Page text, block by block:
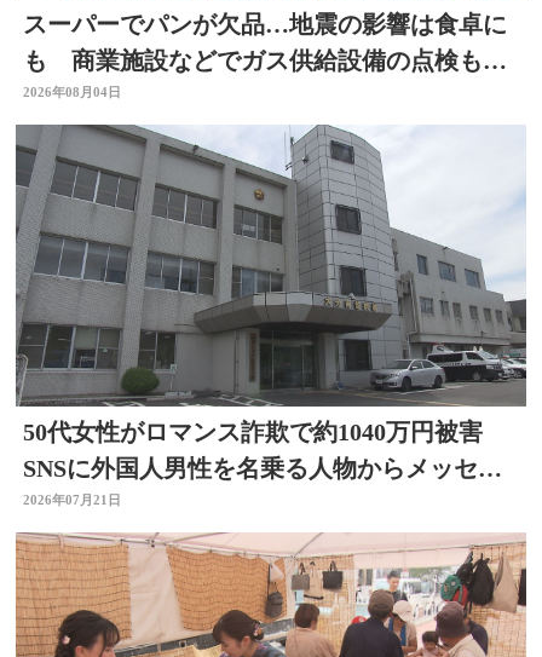
スーパーでパンが欠品…地震の影響は食卓に
も 商業施設などでガス供給設備の点検も進
む 大分
2026年08月04日
50代女性がロマンス詐欺で約1040万円被害
SNSに外国人男性を名乗る人物からメッセー
ジ 大分
2026年07月21日